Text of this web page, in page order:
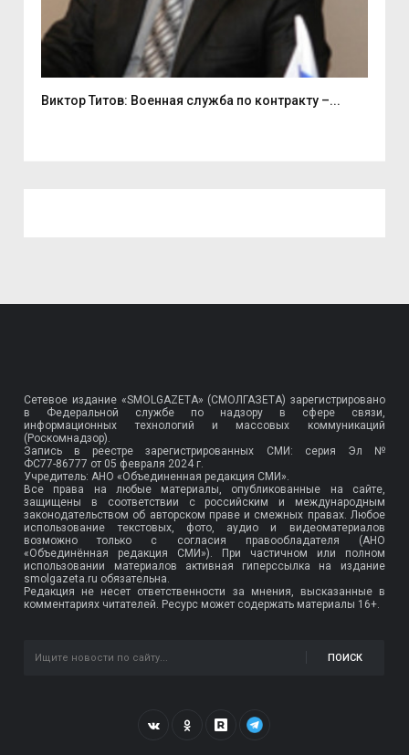
Виктор Титов: Военная служба по контракту –...
Сетевое издание «SMOLGAZETA» (СМОЛГАЗЕТА) зарегистрировано
в Федеральной службе по надзору в сфере связи,
информационных технологий и массовых коммуникаций
(Роскомнадзор).
Запись в реестре зарегистрированных СМИ: серия Эл №
ФС77-86777 от 05 февраля 2024 г.
Учредитель: АНО «Объединенная редакция СМИ».
Все права на любые материалы, опубликованные на сайте,
защищены в соответствии с российским и международным
законодательством об авторском праве и смежных правах. Любое
использование текстовых, фото, аудио и видеоматериалов
возможно только с согласия правообладателя (АНО
«Объединённая редакция СМИ»). При частичном или полном
использовании материалов активная гиперссылка на издание
smolgazeta.ru обязательна.
Редакция не несет ответственности за мнения, высказанные в
комментариях читателей. Ресурс может содержать материалы 16+.
ПОИСК